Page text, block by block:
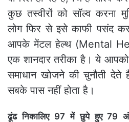
कुछ तस्वीरों को सॉल्व करना
लोग फिर से इसे काफी पसंद
आपके मेंटल हेल्थ (Mental
एक शानदार तरीका है। ये
समाधान खोजने की चुनौती
सबके पास नहीं होता है।
ढूंढ निकालिए 97 में छुपे हुए 79